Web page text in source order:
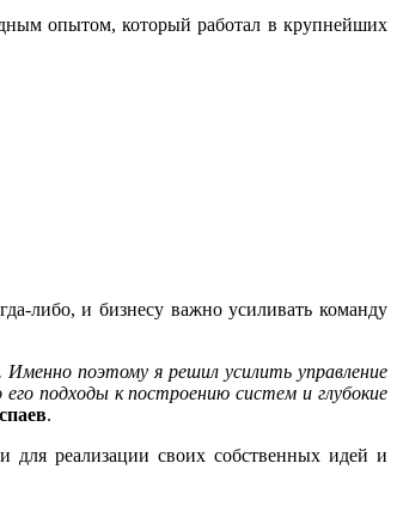
опытом, который работал в крупнейших
либо, и бизнесу важно усиливать команду
поэтому я решил усилить управление
подходы к построению систем и глубокие
.
реализации своих собственных идей и